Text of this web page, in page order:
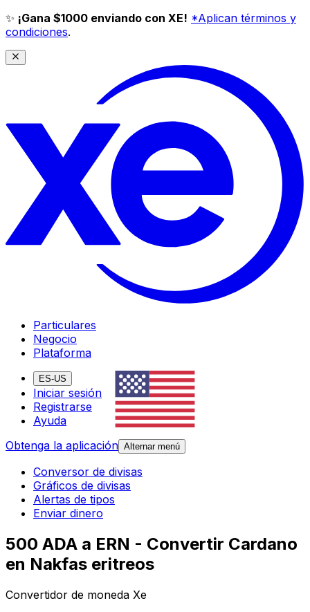
✨ ¡Gana $1000 enviando con XE! *Aplican términos y
condiciones.
Particulares
Negocio
Plataforma
ES-US
Iniciar sesión
Registrarse
Ayuda
Obtenga la aplicación Alternar menú
Conversor de divisas
Gráficos de divisas
Alertas de tipos
Enviar dinero
500 ADA a ERN - Convertir Cardano
en Nakfas eritreos
Convertidor de moneda Xe